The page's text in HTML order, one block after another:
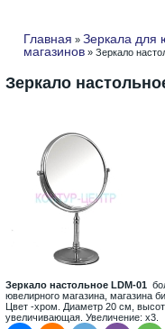
Главная » Зеркала для
магазинов » Зеркало
Зеркало
Зеркало настольное LDM-01
ювелирного магазина, магазина
Цвет -хром. Диаметр 20 см,
увеличивающая. Увеличение: х3.